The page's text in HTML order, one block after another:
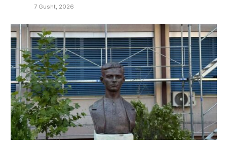
7 Gusht, 2026